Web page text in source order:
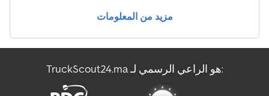
مزيد من المعلومات
TruckScout24.ma هو الراعي الرسمي لـ: